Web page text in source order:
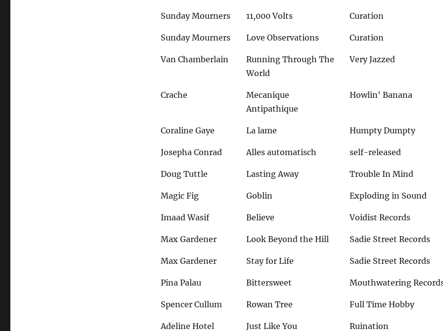
Sunday Mourners 11,000 Volts Curation
Sunday Mourners Love Observations Curation
Van Chamberlain
Running Through The
World
Very Jazzed
Crache
Mecanique
Antipathique
Howlin' Banana
Coraline Gaye La lame Humpty Dumpty
Josepha Conrad Alles automatisch self-released
Doug Tuttle Lasting Away Trouble In Mind
Magic Fig Goblin Exploding in Sound
Imaad Wasif Believe Voidist Records
Max Gardener Look Beyond the Hill Sadie Street Records
Max Gardener Stay for Life Sadie Street Records
Pina Palau Bittersweet Mouthwatering
Spencer Cullum Rowan Tree Full Time Hobby
Adeline Hotel Just Like You Ruination